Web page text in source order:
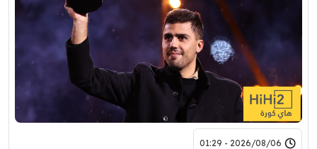
2026/08/06 - 01:29